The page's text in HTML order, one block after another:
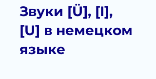
Звуки [Ü], [I],
[U] в немецком
языке